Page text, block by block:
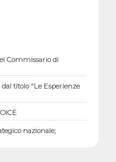
Commissario di
titolo "Le Esperienze
nazionale;